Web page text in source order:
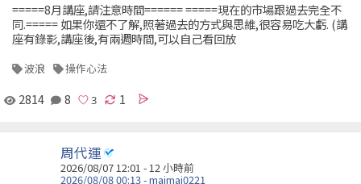
=====8月講座,請注意時間====== =====現在的市場跟過去完全不
同.===== 如果你還不了解,照著過去的方式與思維,很容易吃大虧. (講
座有錄影,講座後,有兩週時間,可以自己看回放
波浪 操作心法
2814 8 1
周代運
2026/08/07 12:01 -12 小時前
2026/08/08 00:13 - maimai0221